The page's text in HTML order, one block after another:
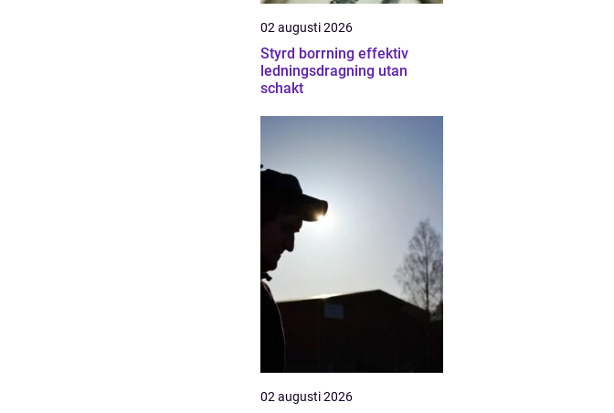
02 augusti 2026
Styrd borrning effektiv
ledningsdragning utan
schakt
02 augusti 2026